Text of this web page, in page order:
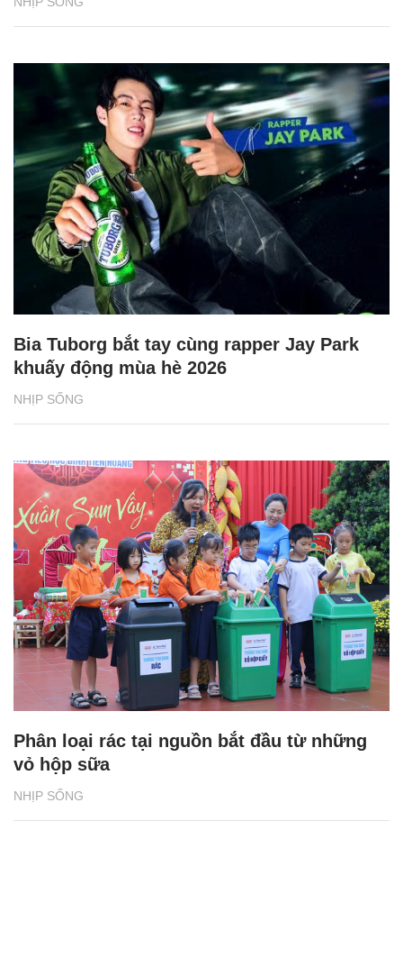
NHỊP SỐNG
Bia Tuborg bắt tay cùng rapper Jay Park
khuấy động mùa hè 2026
NHỊP SỐNG
Phân loại rác tại nguồn bắt đầu từ những
vỏ hộp sữa